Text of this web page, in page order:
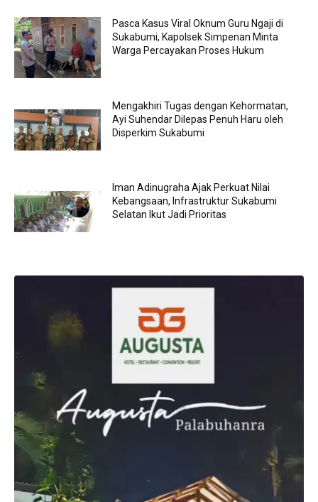
Pasca Kasus Viral Oknum Guru Ngaji di
Sukabumi, Kapolsek Simpenan Minta
Warga Percayakan Proses Hukum
Mengakhiri Tugas dengan Kehormatan,
Ayi Suhendar Dilepas Penuh Haru oleh
Disperkim Sukabumi
Iman Adinugraha Ajak Perkuat Nilai
Kebangsaan, Infrastruktur Sukabumi
Selatan Ikut Jadi Prioritas